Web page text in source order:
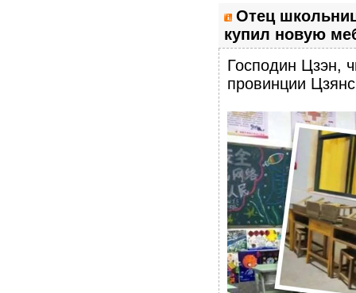
Отец
купил новую
Господин Цзэн,
провинции